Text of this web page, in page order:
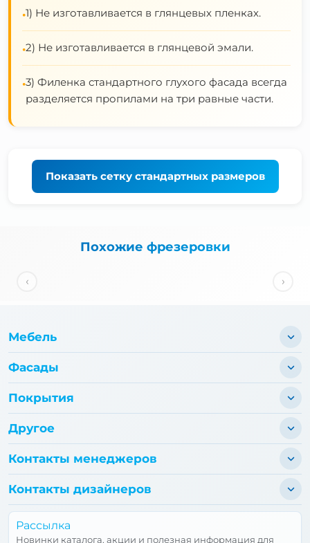
•1) Не изготавливается в глянцевых пленках.
•2) Не изготавливается в глянцевой эмали.
•3) Филенка стандартного глухого фасада всегда
разделяется пропилами на три равные части.
Показатьсетку стандартных размеров
Похожие фрезеровки
‹ ›
Мебель
Фасады
Покрытия
Другое
Контакты менеджеров
Контакты дизайнеров
Рассылка
Новинки каталога, акции и полезная информация для